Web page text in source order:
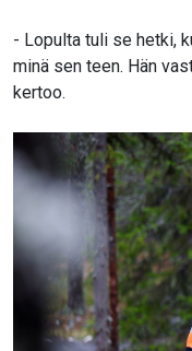
- Lopulta tuli se hetki,
minä sen teen. Hän
kertoo.